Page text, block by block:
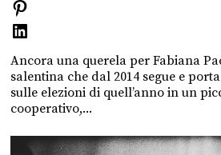
Ancora una querela per Fabiana
salentina che dal 2014 segue e
sulle elezioni di quell’anno in un
cooperativo,...